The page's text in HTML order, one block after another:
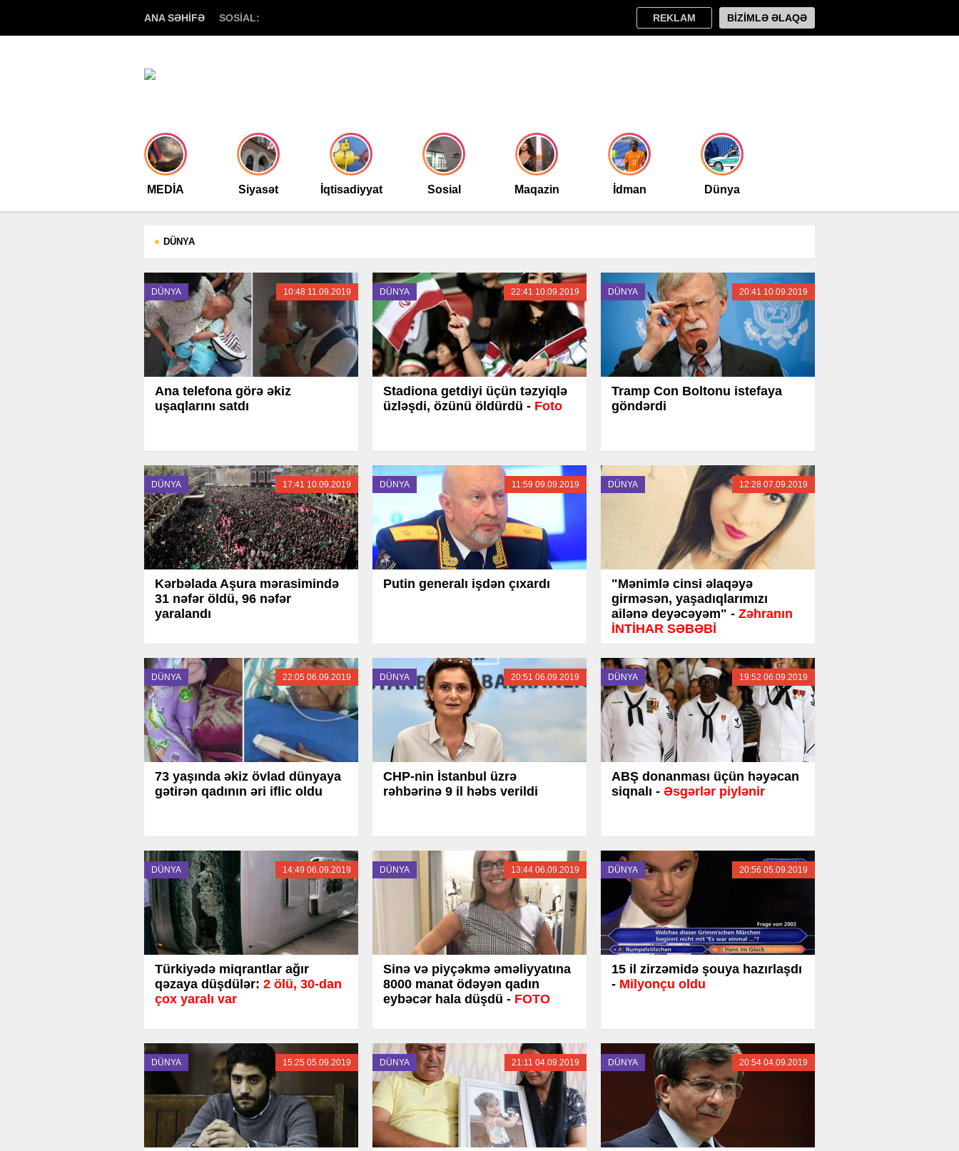
ANA SƏHİFƏ SOSİAL: REKLAM BİZİMLƏ ƏLAQƏ
MEDİA Siyasət İqtisadiyyat Sosial Maqazin İdman Dünya
DÜNYA
DÜNYA 10:48 11.09.2019
Ana telefona görə əkiz
uşaqlarını satdı
DÜNYA 22:41 10.09.2019
Stadiona getdiyi üçün təzyiqlə
üzləşdi, özünü öldürdü - Foto
DÜNYA 20:41 10.09.2019
Tramp Con Boltonu istefaya
göndərdi
DÜNYA 17:41 10.09.2019
Kərbəlada Aşura mərasimində
31 nəfər öldü, 96 nəfər
yaralandı
DÜNYA 11:59 09.09.2019
Putin generalı işdən çıxardı
DÜNYA 12:28 07.09.2019
"Mənimlə cinsi əlaqəyə
girməsən, yaşadıqlarımızı
ailənə deyəcəyəm" - Zəhranın
İNTİHAR SƏBƏBİ
DÜNYA 22:05 06.09.2019
73 yaşında əkiz övlad dünyaya
gətirən qadının əri iflic oldu
DÜNYA 20:51 06.09.2019
CHP-nin İstanbul üzrə
rəhbərinə 9 il həbs verildi
DÜNYA 19:52 06.09.2019
ABŞ donanması üçün həyəcan
siqnalı - Əsgərlər piylənir
DÜNYA 14:49 06.09.2019
Türkiyədə miqrantlar ağır
qəzaya düşdülər: 2 ölü, 30-dan
çox yaralı var
DÜNYA 13:44 06.09.2019
Sinə və piyçəkmə əməliyyatına
8000 manat ödəyən qadın
eybəcər hala düşdü - FOTO
DÜNYA 20:56 05.09.2019
15 il zirzəmidə şouya hazırlaşdı
- Milyonçu oldu
DÜNYA 15:25 05.09.2019 DÜNYA 21:11 04.09.2019 DÜNYA 20:54 04.09.2019